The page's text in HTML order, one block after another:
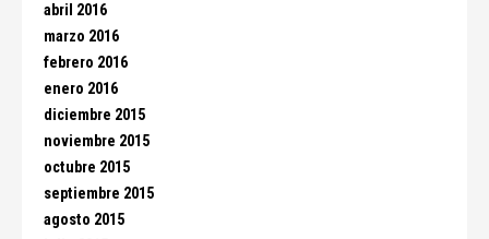
abril 2016
marzo 2016
febrero 2016
enero 2016
diciembre 2015
noviembre 2015
octubre 2015
septiembre 2015
agosto 2015